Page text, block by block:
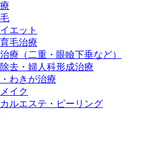
エット
毛治療
療（二重・眼瞼下垂など）
去・婦人科形成治療
わきが治療
イク
ルエステ・ピーリング